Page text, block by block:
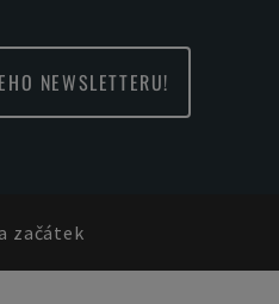
NEWSLETTERU!
začátek